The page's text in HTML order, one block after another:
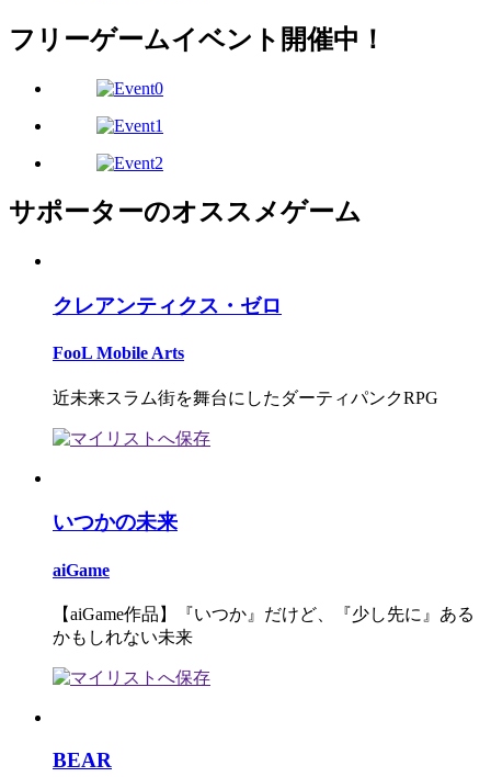
フリーゲームイベント開催中！
サポーターのオススメゲーム
クレアンティクス・ゼロ
FooL Mobile Arts
近未来スラム街を舞台にしたダーティパンクRPG
いつかの未来
aiGame
【aiGame作品】『いつか』だけど、『少し先に』ある
かもしれない未来
BEAR